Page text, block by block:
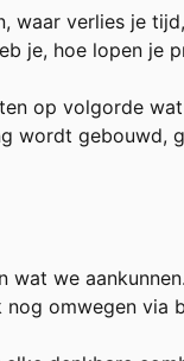
waar verlies je
je, hoe lopen
op volgorde
wordt gebouwd,
we
omwegen